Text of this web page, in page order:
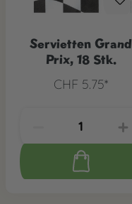
Servietten Grand
Prix, 18 Stk.
CHF 5.75*